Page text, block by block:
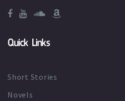
Quick Links
Short Stories
Novels